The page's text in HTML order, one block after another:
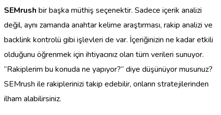
SEMrush bir başka müthiş seçenektir. Sadece içerik analizi
değil, aynı zamanda anahtar kelime araştırması, rakip analizi ve
backlink kontrolü gibi işlevleri de var. İçeriğinizin ne kadar etkili
olduğunu öğrenmek için ihtiyacınız olan tüm verileri sunuyor.
“Rakiplerim bu konuda ne yapıyor?” diye düşünüyor musunuz?
SEMrush ile rakiplerinizi takip edebilir, onların stratejilerinden
ilham alabilirsiniz.